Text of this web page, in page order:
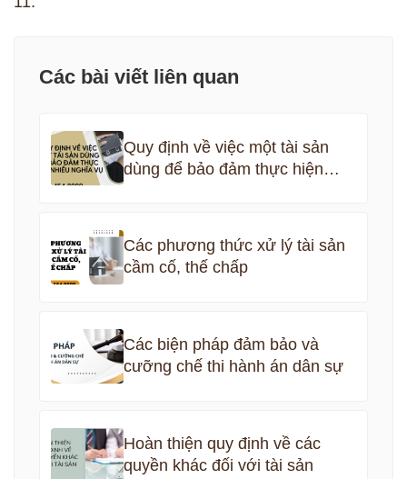
Các bài viết liên quan
Quy định về việc một tài sản
dùng để bảo đảm thực hiện
Các phương thức xử lý tài sản
cầm cố, thế chấp
Các biện pháp đảm bảo và
cưỡng chế thi hành án dân sự
Hoàn thiện quy định về các
quyền khác đối với tài sản